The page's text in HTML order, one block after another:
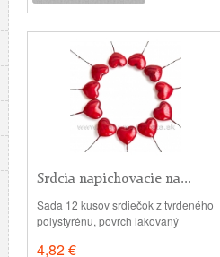
Srdcia napichovacie na...
Sada 12 kusov srdiečok z tvrdeného
polystyrénu, povrch lakovaný
12cm. (Na snímku je chybne
4,82 €